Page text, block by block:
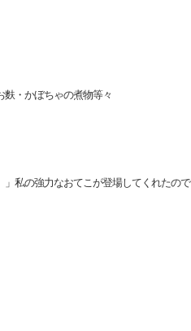
麩・かぼちゃの煮物等々
私の強力なおてこが登場してくれたので